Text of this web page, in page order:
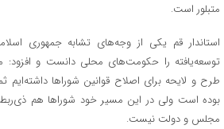
متبلور است.
استاندار قم یکی از وجه‌های تشابه جمهوری
توسعه‌یافته را حکومت‌های محلی دانست و افزود:
طرح و لایحه برای اصلاح قوانین شوراها داشته‌ایم
بوده است ولی در این مسیر خود شوراها هم
مجلس و دولت نیست.